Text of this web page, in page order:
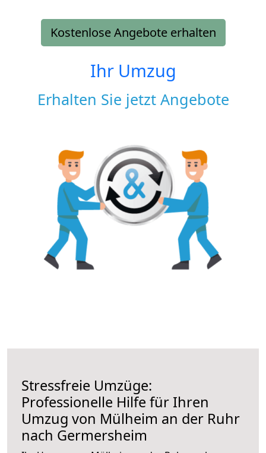
Kostenlose Angebote erhalten
Ihr Umzug
Erhalten Sie jetzt Angebote
Stressfreie Umzüge:
Professionelle Hilfe für Ihren
Umzug von Mülheim an der Ruhr
nach Germersheim